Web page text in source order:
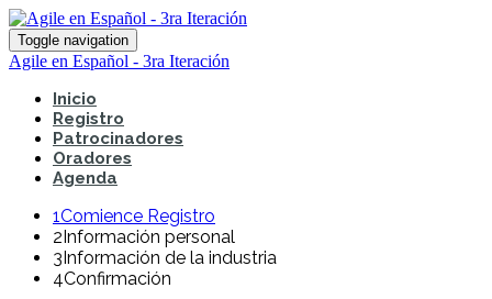
Toggle navigation
Agile en Español - 3ra Iteración
Inicio
Registro
Patrocinadores
Oradores
Agenda
1Comience Registro
2Información personal
3Información de la industria
4Confirmación